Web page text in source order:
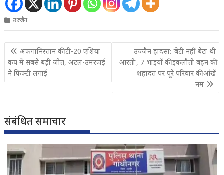
उज्जैन
Post
navigation
अफगानिस्तान की टी-20 एशिया
कप में सबसे बड़ी जीत, अटल-उमरजई
ने फिफ्टी लगाई
उज्जैन हादसा: ‘बेटी नहीं बेटा थी
आरती’, 7 भाइयों की इकलौती बहन की
शहादत पर पूरे परिवार की आंखें
नम
संबंधित समाचार